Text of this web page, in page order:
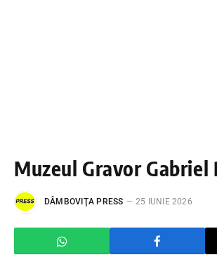
Muzeul Gravor Gabriel
DÂMBOVIŢA PRESS 25 IUNIE 2026